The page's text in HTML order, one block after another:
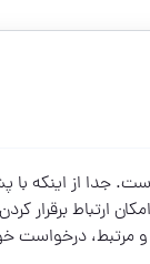
برقرار
مرتبط،